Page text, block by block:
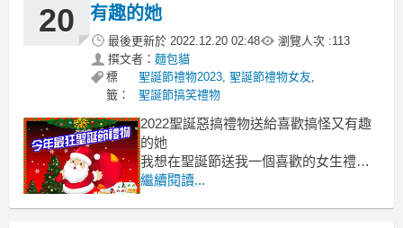
薦dcard,聖誕節禮物推
20
有趣的她
最後更新於 2022.12.20 02:48 瀏覽人次 :113
撰文者： 麵包貓
標
籤：
聖誕節禮物2023,聖誕節禮物女友,
聖誕節搞笑禮物
2022聖誕惡搞禮物送給喜歡搞怪又有趣
的她
我想在聖誕節送我一個喜歡的女生禮物
聖誕惡搞禮物
繼續閱讀...